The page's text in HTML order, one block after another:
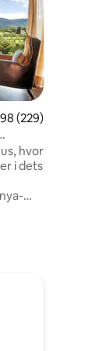
ud af 5 i
(229)
hvor
i dets